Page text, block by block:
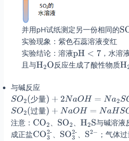
并用pH试纸测定另一份相同的
实验现象：紫色石蕊溶液变红
实验结论：溶液
，水溶
且与
反应生成了酸性物质
与碱反应
少量
过量
注意： 、 、
与碱溶液
成正盐
、 、
；气体